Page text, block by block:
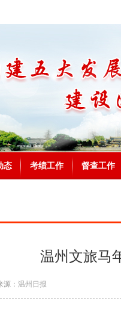
态 考绩工作 督查工作
温州文旅马
源：温州日报